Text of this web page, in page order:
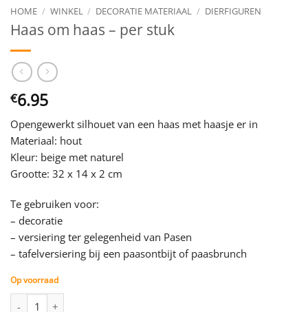
HOME / WINKEL / DECORATIE MATERIAAL / DIERFIGUREN
Haas om haas – per stuk
€6.95
Opengewerkt silhouet van een haas met haasje er in
Materiaal: hout
Kleur: beige met naturel
Grootte: 32 x 14 x 2 cm
Te gebruiken voor:
– decoratie
– versiering ter gelegenheid van Pasen
– tafelversiering bij een paasontbijt of paasbrunch
Op voorraad